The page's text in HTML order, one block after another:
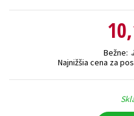
Bežne
Najnižšia cena za